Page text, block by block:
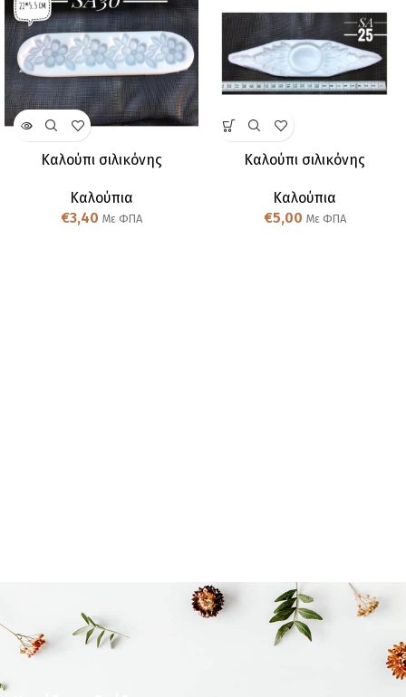
Καλούπι σιλικόνης
Καλούπια
€3,40 Με ΦΠΑ
Καλούπι σιλικόνης
Καλούπια
€5,00 Με ΦΠΑ